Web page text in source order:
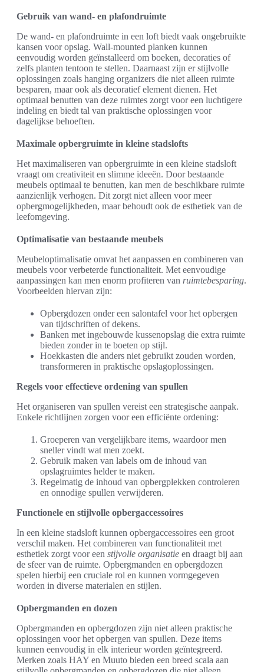
Gebruik van wand- en plafondruimte
De wand- en plafondruimte in een loft biedt vaak ongebruikte
kansen voor opslag. Wall-mounted planken kunnen
eenvoudig worden geïnstalleerd om boeken, decoraties of
zelfs planten tentoon te stellen. Daarnaast zijn er stijlvolle
oplossingen zoals hanging organizers die niet alleen ruimte
besparen, maar ook als decoratief element dienen. Het
optimaal benutten van deze ruimtes zorgt voor een luchtigere
indeling en biedt tal van praktische oplossingen voor
dagelijkse behoeften.
Maximale opbergruimte in kleine stadslofts
Het maximaliseren van opbergruimte in een kleine stadsloft
vraagt om creativiteit en slimme ideeën. Door bestaande
meubels optimaal te benutten, kan men de beschikbare ruimte
aanzienlijk verhogen. Dit zorgt niet alleen voor meer
opbergmogelijkheden, maar behoudt ook de esthetiek van de
leefomgeving.
Optimalisatie van bestaande meubels
Meubeloptimalisatie omvat het aanpassen en combineren van
meubels voor verbeterde functionaliteit. Met eenvoudige
aanpassingen kan men enorm profiteren van ruimtebesparing.
Voorbeelden hiervan zijn:
Opbergdozen onder een salontafel voor het opbergen
van tijdschriften of dekens.
Banken met ingebouwde kussenopslag die extra ruimte
bieden zonder in te boeten op stijl.
Hoekkasten die anders niet gebruikt zouden worden,
transformeren in praktische opslagoplossingen.
Regels voor effectieve ordening van spullen
Het organiseren van spullen vereist een strategische aanpak.
Enkele richtlijnen zorgen voor een efficiënte ordening:
Groeperen van vergelijkbare items, waardoor men
sneller vindt wat men zoekt.
Gebruik maken van labels om de inhoud van
opslagruimtes helder te maken.
Regelmatig de inhoud van opbergplekken controleren
en onnodige spullen verwijderen.
Functionele en stijlvolle opbergaccessoires
In een kleine stadsloft kunnen opbergaccessoires een groot
verschil maken. Het combineren van functionaliteit met
esthetiek zorgt voor een stijvolle organisatie en draagt bij aan
de sfeer van de ruimte. Opbergmanden en opbergdozen
spelen hierbij een cruciale rol en kunnen vormgegeven
worden in diverse materialen en stijlen.
Opbergmanden en dozen
Opbergmanden en opbergdozen zijn niet alleen praktische
oplossingen voor het opbergen van spullen. Deze items
kunnen eenvoudig in elk interieur worden geïntegreerd.
Merken zoals HAY en Muuto bieden een breed scala aan